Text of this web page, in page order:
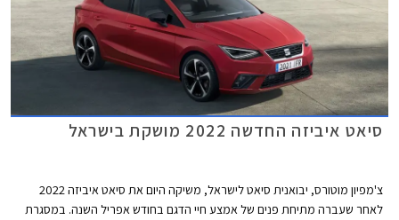
סיאט איביזה החדשה 2022 מושקת בישראל
צ'מפיון מוטורס, יבואנית סיאט לישראל, משיקה היום את סיאט איביזה 2022
לאחר שעברה מתיחת פנים של אמצע חיי הדגם בחודש אפריל השנה. במסגרת